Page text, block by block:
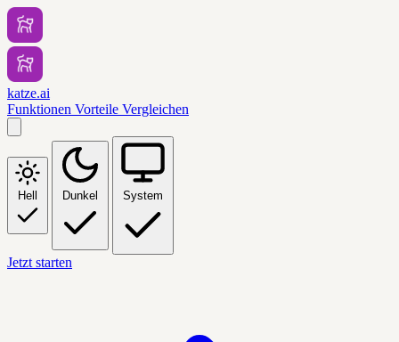
katze.ai
Funktionen Vorteile Vergleichen
Hell Dunkel System
Jetzt starten